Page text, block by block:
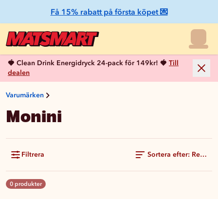
Få 15% rabatt på första köpet 💌
🍓 Clean Drink Energidryck 24-pack för 149kr! 🍓 Till
dealen
Varumärken
Monini
Filtrera Sortera efter:
0 produkter